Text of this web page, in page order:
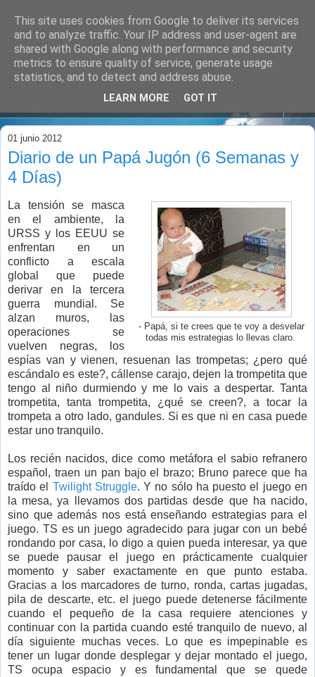
01 junio 2012
Diario de un Papá Jugón (6 Semanas y
4 Días)
- Papá, si te crees que te voy a desvelar
todas mis estrategias lo llevas claro.
La tensión se masca
en el ambiente, la
URSS y los EEUU se
enfrentan en un
conflicto a escala
global que puede
derivar en la tercera
guerra mundial. Se
alzan muros, las
operaciones se
vuelven negras, los
espías van y vienen, resuenan las trompetas; ¿pero qué
escándalo es este?, cállense carajo, dejen la trompetita que
tengo al niño durmiendo y me lo vais a despertar. Tanta
trompetita, tanta trompetita, ¿qué se creen?, a tocar la
trompeta a otro lado, gandules. Si es que ni en casa puede
estar uno tranquilo.
Los recién nacidos, dice como metáfora el sabio refranero
español, traen un pan bajo el brazo; Bruno parece que ha
traído el Twilight Struggle. Y no sólo ha puesto el juego en
la mesa, ya llevamos dos partidas desde que ha nacido,
sino que además nos está enseñando estrategias para el
juego. TS es un juego agradecido para jugar con un bebé
rondando por casa, lo digo a quien pueda interesar, ya que
se puede pausar el juego en prácticamente cualquier
momento y saber exactamente en que punto estaba.
Gracias a los marcadores de turno, ronda, cartas jugadas,
pila de descarte, etc. el juego puede detenerse fácilmente
cuando el pequeño de la casa requiere atenciones y
continuar con la partida cuando esté tranquilo de nuevo, al
día siguiente muchas veces. Lo que es impepinable es
tener un lugar donde desplegar y dejar montado el juego,
TS ocupa espacio y es fundamental que se quede
This site uses cookies from Google to deliver its services
and to analyze traffic. Your IP address and user-agent are
shared with Google along with performance and security
metrics to ensure quality of service, generate usage
statistics, and to detect and address abuse.
LEARN MORE GOT IT